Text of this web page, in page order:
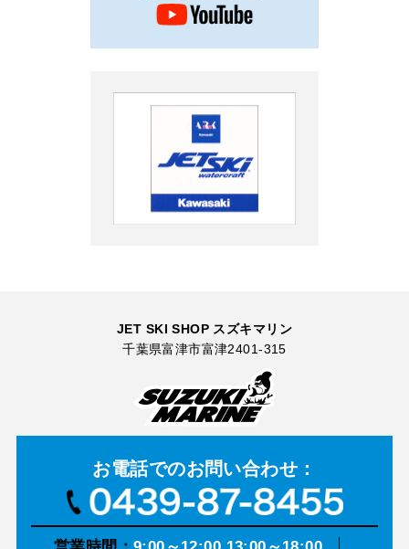
JET SKI SHOP スズキマリン
千葉県富津市富津2401-315
お電話でのお問い合わせ：